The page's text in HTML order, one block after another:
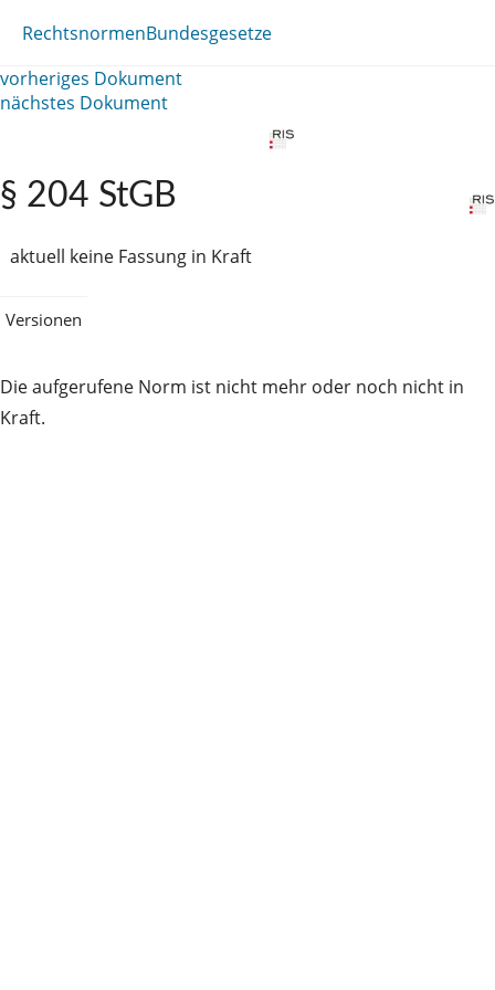
RechtsnormenBundesgesetze
vorheriges Dokument
nächstes Dokument
§ 204 StGB
aktuell keine Fassung in Kraft
Versionen
Die aufgerufene Norm ist nicht mehr oder noch nicht in
Kraft.